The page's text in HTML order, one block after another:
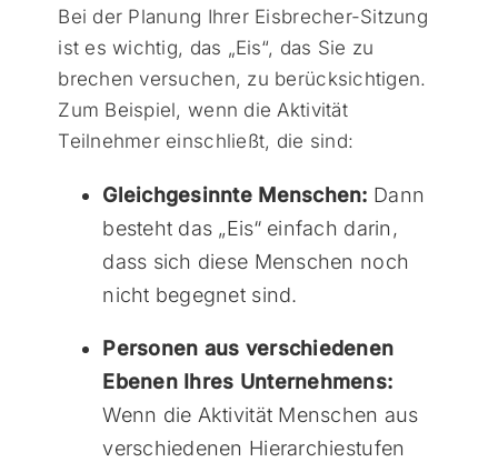
Bei der Planung Ihrer Eisbrecher-Sitzung
ist es wichtig, das „Eis“, das Sie zu
brechen versuchen, zu berücksichtigen.
Zum Beispiel, wenn die Aktivität
Teilnehmer einschließt, die sind:
Gleichgesinnte Menschen: Dann
besteht das „Eis“ einfach darin,
dass sich diese Menschen noch
nicht begegnet sind.
Personen aus verschiedenen
Ebenen Ihres Unternehmens:
Wenn die Aktivität Menschen aus
verschiedenen Hierarchiestufen